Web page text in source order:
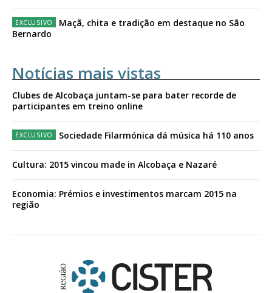
Maçã, chita e tradição em destaque no São
Bernardo
Notícias mais vistas
Clubes de Alcobaça juntam-se para bater recorde de
participantes em treino online
Sociedade Filarmónica dá música há 110 anos
Cultura: 2015 vincou made in Alcobaça e Nazaré
Economia: Prémios e investimentos marcam 2015 na
região